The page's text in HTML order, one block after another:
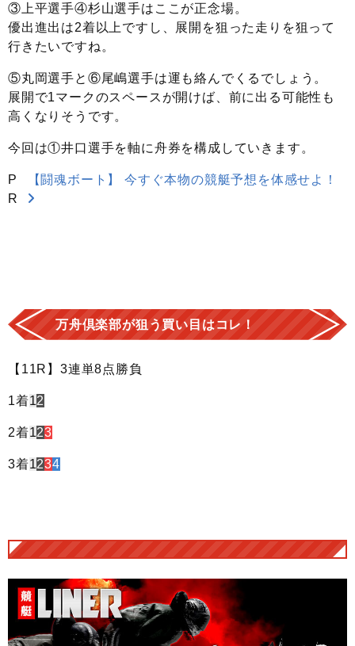
③上平選手④杉山選手はここが正念場。
優出進出は2着以上ですし、展開を狙った走りを狙って
行きたいですね。
⑤丸岡選手と⑥尾嶋選手は運も絡んでくるでしょう。
展開で1マークのスペースが開けば、前に出る可能性も
高くなりそうです。
今回は①井口選手を軸に舟券を構成していきます。
P
R
【闘魂ボート】 今すぐ本物の競艇予想を体感せよ！
万舟倶楽部が狙う買い目はコレ！
【11R】3連単8点勝負
1着12
2着123
3着1234